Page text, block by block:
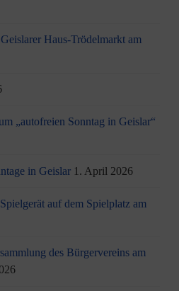
Haus-Trödelmarkt am
„autofreien Sonntag in Geislar“
in Geislar 1. April 2026
auf dem Spielplatz am
des Bürgervereins am